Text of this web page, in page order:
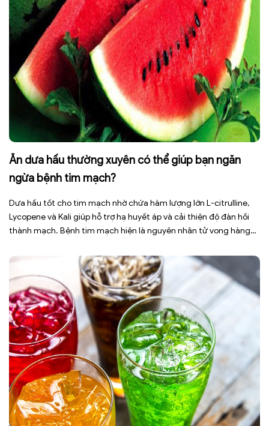
Ăn dưa hấu thường xuyên có thể giúp bạn ngăn
ngừa bệnh tim mạch?
Dưa hấu tốt cho tim mạch nhờ chứa hàm lượng lớn L-citrulline,
Lycopene và Kali giúp hỗ trợ hạ huyết áp và cải thiện độ đàn hồi
thành mạch. Bệnh tim mạch hiện là nguyên nhân tử vong hàng
ngày có thể […]